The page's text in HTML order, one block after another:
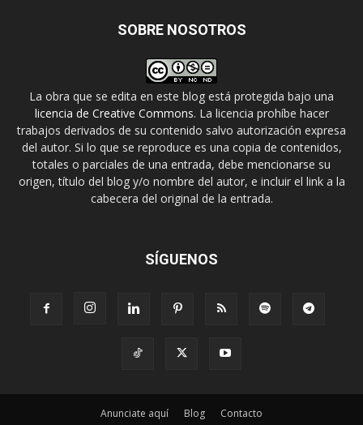
SOBRE NOSOTROS
La obra que se edita en este blog está protegida bajo una
licencia de Creative Commons. La licencia prohíbe hacer
trabajos derivados de su contenido salvo autorización expresa
del autor. Si lo que se reproduce es una copia de contenidos,
totales o parciales de una entrada, debe mencionarse su
origen, título del blog y/o nombre del autor, e incluir el link a la
cabecera del original de la entrada.
SÍGUENOS
Anunciate aquí Blog Contacto